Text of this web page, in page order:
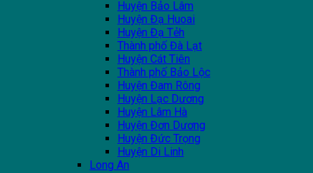
Huyện Bảo Lâm
Huyện Đạ Huoai
Huyện Đạ Tẻh
Thành phố Đà Lạt
Huyện Cát Tiên
Thành phố Bảo Lộc
Huyện Đam Rông
Huyện Lạc Dương
Huyện Lâm Hà
Huyện Đơn Dương
Huyện Đức Trọng
Huyện Di Linh
Long An